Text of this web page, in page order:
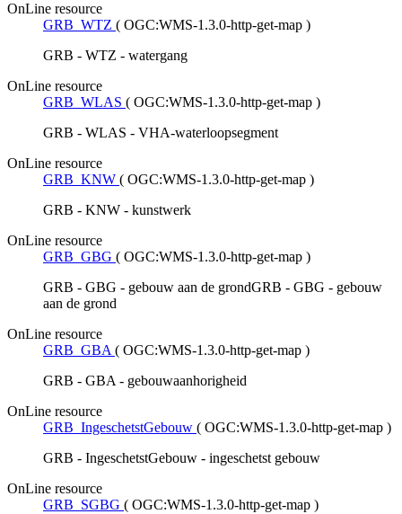
OnLine resource
GRB_WTZ ( OGC:WMS-1.3.0-http-get-map )
GRB - WTZ - watergang
OnLine resource
GRB_WLAS ( OGC:WMS-1.3.0-http-get-map )
GRB - WLAS - VHA-waterloopsegment
OnLine resource
GRB_KNW ( OGC:WMS-1.3.0-http-get-map )
GRB - KNW - kunstwerk
OnLine resource
GRB_GBG ( OGC:WMS-1.3.0-http-get-map )
GRB - GBG - gebouw aan de grondGRB - GBG - gebouw
aan de grond
OnLine resource
GRB_GBA ( OGC:WMS-1.3.0-http-get-map )
GRB - GBA - gebouwaanhorigheid
OnLine resource
GRB_IngeschetstGebouw ( OGC:WMS-1.3.0-http-get-map )
GRB - IngeschetstGebouw - ingeschetst gebouw
OnLine resource
GRB_SGBG ( OGC:WMS-1.3.0-http-get-map )